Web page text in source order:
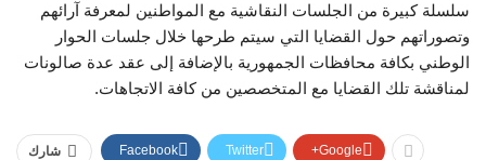
سلسلة كبيرة من الجلسات النقاشية مع المواطنين لمعرفة آرائهم
وتصوراتهم حول القضايا التي سيتم طرحها خلال جلسات الحوار
الوطني بكافة محافظات الجمهورية بالإضافة إلى عقد عدة صالونات
لمناقشة تلك القضايا مع المتخصصين من كافة الاتجاهات.
شارك Facebook Twitter Google+